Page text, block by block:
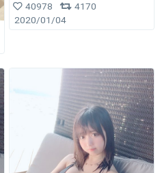
40978
4170
2020/01/04